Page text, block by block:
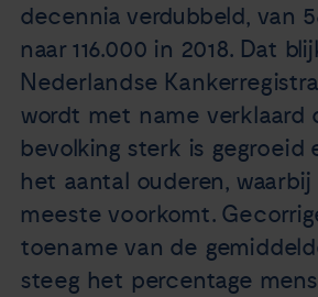
Agenda
Over ons
Zorgverleners
Contact
decennia verdubbeld, van
naar 116.000 in 2018. Dat
Nederlandse
wordt met name verklaard
bevolking sterk is gegroeid
het aantal ouderen,
meeste voorkomt.
toename van de
steeg het percentage